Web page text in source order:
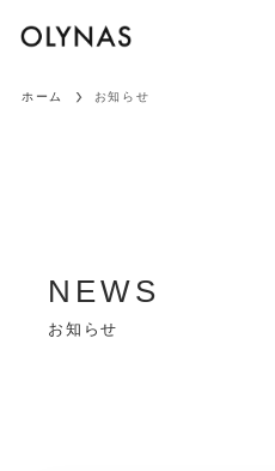
ホーム お知らせ
お知らせ